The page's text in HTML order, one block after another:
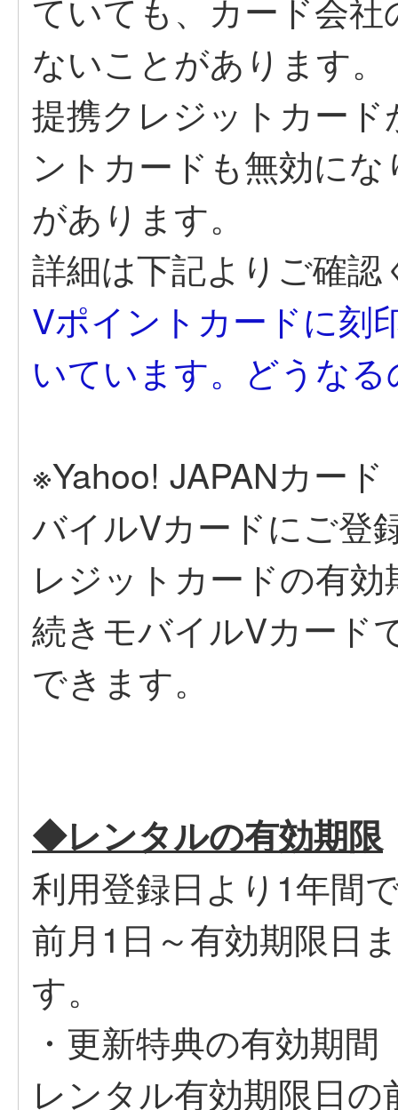
ないことがあります。
提携クレジットカー
ントカードも無効に
があります。
詳細は下記よりご確認
Vポイントカードに刻
いています。どうな
※Yahoo! JAPANカー
バイルVカードにご登
レジットカードの有
続きモバイルVカード
できます。
◆レンタルの有効期限
利用登録日より1年間
前月1日～有効期限日
す。
・更新特典の有効期間
レンタル有効期限日